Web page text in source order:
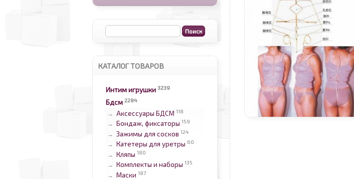
КАТАЛОГ ТОВАРОВ
Интим игрушки 3239
Бдсм 2284
→ Аксессуары БДСМ 118
→ Бондаж, фиксаторы 159
→ Зажимы для сосков 124
→ Катетеры для уретры 60
→ Кляпы 180
→ Комплекты и наборы 135
→ Маски 187